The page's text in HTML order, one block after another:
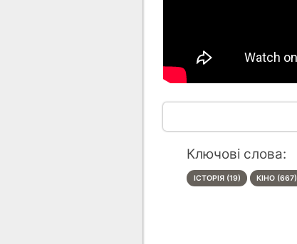
Ключові слова:
ІСТОРІЯ (19) КІНО (667)